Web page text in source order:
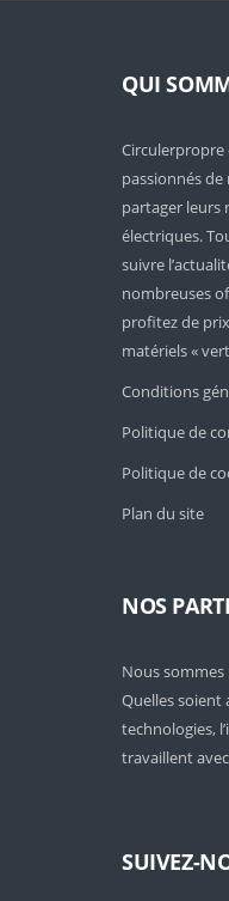
QUI
passionnés
partager leurs
électriques.
suivre
nombreuses
profitez de
matériels «
Conditions
Politique de
Politique de
Plan du site
NOS
Nous
Quelles soient
technologies,
travaillent
SUIVEZ-